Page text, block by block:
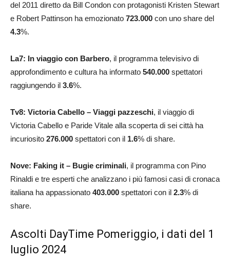
del 2011 diretto da Bill Condon con protagonisti Kristen Stewart
e Robert Pattinson ha emozionato 723.000 con uno share del
4.3%.
La7: In viaggio con Barbero, il programma televisivo di
approfondimento e cultura ha informato 540.000 spettatori
raggiungendo il 3.6%.
Tv8: Victoria Cabello – Viaggi pazzeschi, il viaggio di
Victoria Cabello e Paride Vitale alla scoperta di sei città ha
incuriosito 276.000 spettatori con il 1.6% di share.
Nove: Faking it – Bugie criminali, il programma con Pino
Rinaldi e tre esperti che analizzano i più famosi casi di cronaca
italiana ha appassionato 403.000 spettatori con il 2.3% di
share.
Ascolti DayTime Pomeriggio, i dati del 1
luglio 2024